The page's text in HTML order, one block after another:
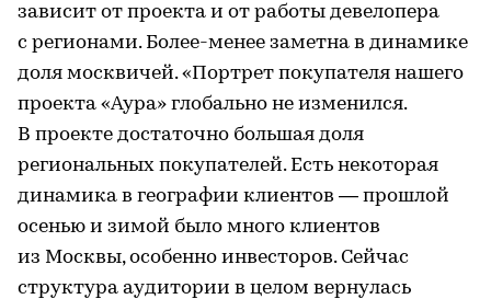
зависит от проекта и от работы девелопера
с регионами. Более-менее заметна в динамике
доля москвичей. «Портрет покупателя нашего
проекта «Аура» глобально не изменился.
В проекте достаточно большая доля
региональных покупателей. Есть некоторая
динамика в географии клиентов — прошлой
осенью и зимой было много клиентов
из Москвы, особенно инвесторов. Сейчас
структура аудитории в целом вернулась